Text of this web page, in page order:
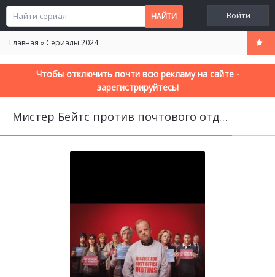
Войти
Главная » Сериалы 2024
Чтобы отключить почти всю рекламу на сайте -
зарегистрируйтесь!
Мистер Бейтс против почтового отделения